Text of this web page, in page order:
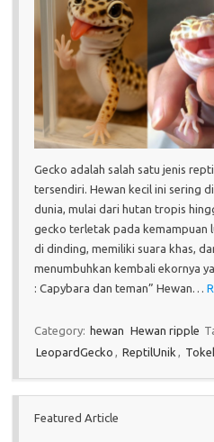
Gecko adalah salah satu jenis
tersendiri. Hewan kecil ini sering
dunia, mulai dari hutan tropis
gecko terletak pada kemampuan
di dinding, memiliki suara khas,
menumbuhkan kembali ekornya
: Capybara dan teman” Hewan…
Category: hewan Hewan ripple
LeopardGecko
ReptilUnik
Featured Article